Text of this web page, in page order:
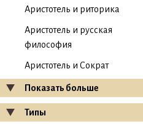
Аристотель и риторика
Аристотель и русская
философия
Аристотель и Сократ
Показать больше
Типы